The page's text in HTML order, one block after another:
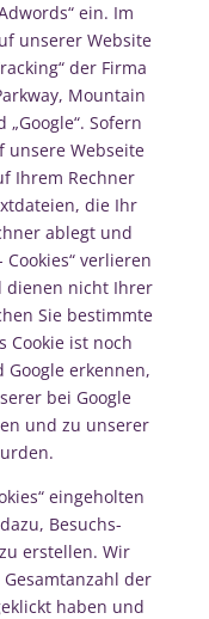
ein. Im
unserer Website
der Firma
Mountain
„Google“. Sofern
unsere Webseite
Ihrem Rechner
die Ihr
ablegt und
verlieren
dienen nicht Ihrer
Sie bestimmte
Cookie ist noch
erkennen,
bei Google
und zu unserer
eingeholten
Besuchs-
erstellen. Wir
der
haben und